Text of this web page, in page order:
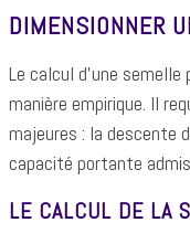
DIMENSIONNER
Le calcul d'une
manière empirique. Il
majeures : la descente
capacité portante
LE CALCUL DE LA